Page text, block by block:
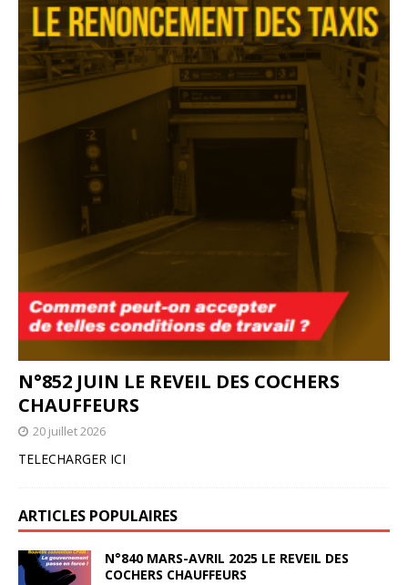
N°852 JUIN LE REVEIL DES COCHERS
CHAUFFEURS
20 juillet 2026
TELECHARGER ICI
ARTICLES POPULAIRES
N°840 MARS-AVRIL 2025 LE REVEIL DES
COCHERS CHAUFFEURS